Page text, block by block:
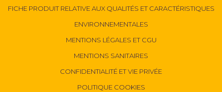
FICHE PRODUIT RELATIVE AUX QUALITÉS ET CARACTÉRISTIQUES
ENVIRONNEMENTALES
MENTIONS LÉGALES ET CGU
MENTIONS SANITAIRES
CONFIDENTIALITÉ ET VIE PRIVÉE
POLITIQUE COOKIES